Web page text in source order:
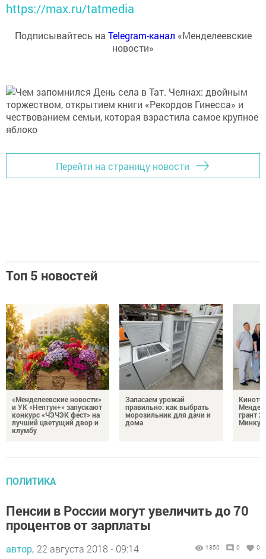
https://max.ru/tatmedia
Подписывайтесь на Telegram-канал «Менделеевские
новости»
Перейти на страницу новости
Топ 5 новостей
«Менделеевские новости»
и УК «Нептун+» запускают
конкурс «ЧЭЧЭК фест» на
лучший цветущий двор и
клумбу
Запасаем урожай
правильно: как выбрать
морозильник для дачи и
дома
грант
ПОЛИТИКА
Пенсии в России могут увеличить до 70
процентов от зарплаты
автор, 22 августа 2018 - 09:14 1350 0 0